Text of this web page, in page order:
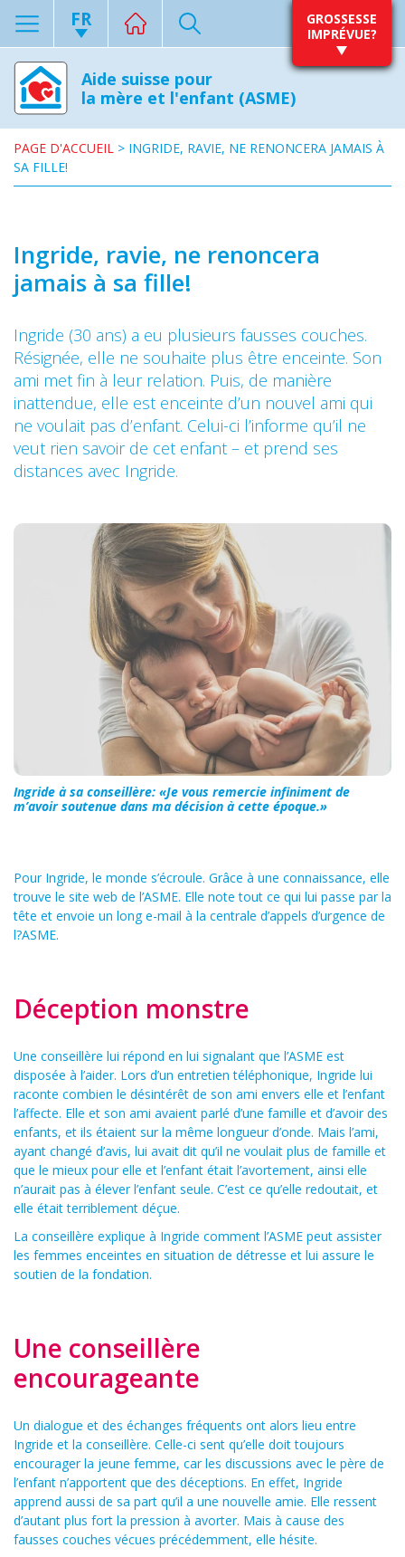
FR
GROSSESSE
IMPRÉVUE?
Aide suisse pour
la mère et l'enfant (ASME)
PAGE D'ACCUEIL > INGRIDE, RAVIE, NE RENONCERA JAMAIS À
SA FILLE!
Ingride à sa conseillère: «Je vous remercie infiniment de
m’avoir soutenue dans ma décision à cette époque.»
Ingride, ravie, ne renoncera
jamais à sa fille!
Ingride (30 ans) a eu plusieurs fausses couches.
Résignée, elle ne souhaite plus être enceinte. Son
ami met fin à leur relation. Puis, de manière
inattendue, elle est enceinte d’un nouvel ami qui
ne voulait pas d’enfant. Celui-ci l’informe qu’il ne
veut rien savoir de cet enfant – et prend ses
distances avec Ingride.
Pour Ingride, le monde s’écroule. Grâce à une connaissance, elle
trouve le site web de l’ASME. Elle note tout ce qui lui passe par la
tête et envoie un long e-mail à la centrale d’appels d’urgence de
l?ASME.
Déception monstre
Une conseillère lui répond en lui signalant que l’ASME est
disposée à l’aider. Lors d’un entretien téléphonique, Ingride lui
raconte combien le désintérêt de son ami envers elle et l’enfant
l’affecte. Elle et son ami avaient parlé d’une famille et d’avoir des
enfants, et ils étaient sur la même longueur d’onde. Mais l’ami,
ayant changé d’avis, lui avait dit qu’il ne voulait plus de famille et
que le mieux pour elle et l’enfant était l’avortement, ainsi elle
n’aurait pas à élever l’enfant seule. C’est ce qu’elle redoutait, et
elle était terriblement déçue.
La conseillère explique à Ingride comment l’ASME peut assister
les femmes enceintes en situation de détresse et lui assure le
soutien de la fondation.
Une conseillère
encourageante
Un dialogue et des échanges fréquents ont alors lieu entre
Ingride et la conseillère. Celle-ci sent qu’elle doit toujours
encourager la jeune femme, car les discussions avec le père de
l’enfant n’apportent que des déceptions. En effet, Ingride
apprend aussi de sa part qu’il a une nouvelle amie. Elle ressent
d’autant plus fort la pression à avorter. Mais à cause des
fausses couches vécues précédemment, elle hésite.